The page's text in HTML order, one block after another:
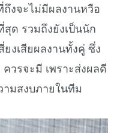
ถึงจะไม่มีผลงานหวือ
สุด รวมถึงยังเป็นนัก
งเสียผลงานทั้งคู่ ซึ่ง
วรจะมี เพราะส่งผลดี
มสงบภายในทีม